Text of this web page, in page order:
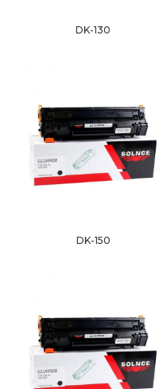
DK-130
DK-150